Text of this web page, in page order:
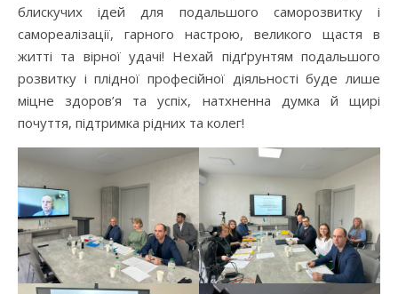
блискучих ідей для подальшого саморозвитку і
самореалізації, гарного настрою, великого щастя в
житті та вірної удачі! Нехай підґрунтям подальшого
розвитку і плідної професійної діяльності буде лише
міцне здоров’я та успіх, натхненна думка й щирі
почуття, підтримка рідних та колег!